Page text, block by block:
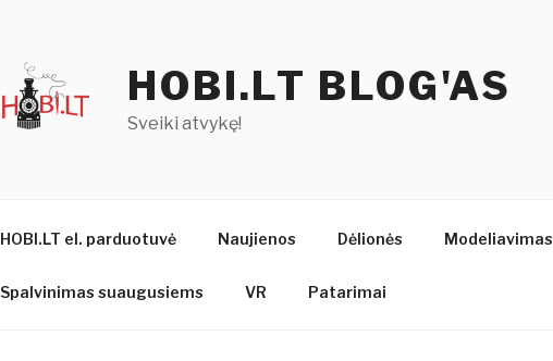
HOBI.LT BLOG'AS
Sveiki atvykę!
HOBI.LT el. parduotuvė Naujienos Dėlionės Modeliavimas
Spalvinimas suaugusiems VR Patarimai